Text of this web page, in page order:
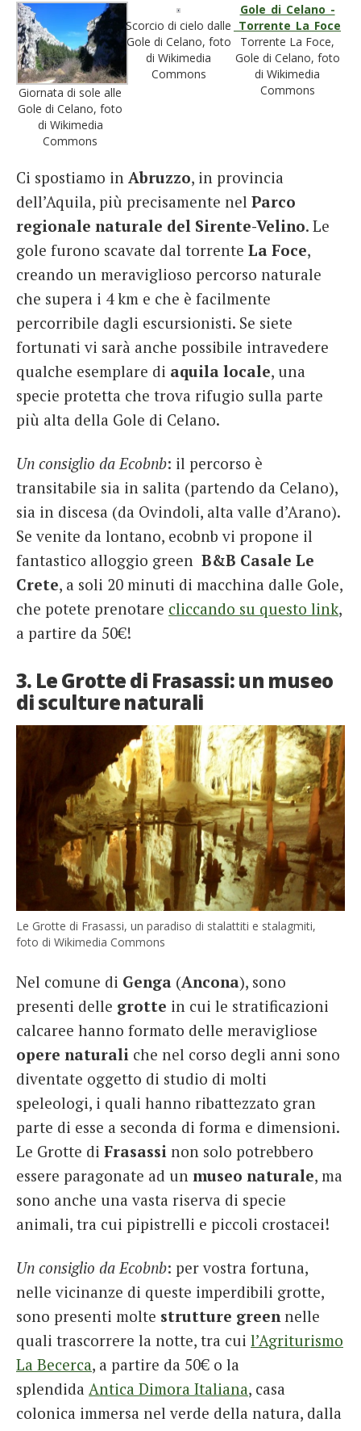
Giornata di sole alle
Gole di Celano, foto
di Wikimedia
Commons
Scorcio di cielo dalle
Gole di Celano, foto
di Wikimedia
Commons
Gole_di_Celano_-
_Torrente_La_Foce
Torrente La Foce,
Gole di Celano, foto
di Wikimedia
Commons
Ci spostiamo in Abruzzo, in provincia
dell’Aquila, più precisamente nel Parco
regionale naturale del Sirente-Velino. Le
gole furono scavate dal torrente La Foce,
creando un meraviglioso percorso naturale
che supera i 4 km e che è facilmente
percorribile dagli escursionisti. Se siete
fortunati vi sarà anche possibile intravedere
qualche esemplare di aquila locale, una
specie protetta che trova rifugio sulla parte
più alta della Gole di Celano.
Un consiglio da Ecobnb: il percorso è
transitabile sia in salita (partendo da Celano),
sia in discesa (da Ovindoli, alta valle d’Arano).
Se venite da lontano, ecobnb vi propone il
fantastico alloggio green B&B Casale Le
Crete, a soli 20 minuti di macchina dalle Gole,
che potete prenotare cliccando su questo link,
a partire da 50€!
3. Le Grotte di Frasassi: un museo
di sculture naturali
Le Grotte di Frasassi, un paradiso di stalattiti e stalagmiti,
foto di Wikimedia Commons
Nel comune di Genga (Ancona), sono
presenti delle grotte in cui le stratificazioni
calcaree hanno formato delle meravigliose
opere naturali che nel corso degli anni sono
diventate oggetto di studio di molti
speleologi, i quali hanno ribattezzato gran
parte di esse a seconda di forma e dimensioni.
Le Grotte di Frasassi non solo potrebbero
essere paragonate ad un museo naturale, ma
sono anche una vasta riserva di specie
animali, tra cui pipistrelli e piccoli crostacei!
Un consiglio da Ecobnb: per vostra fortuna,
nelle vicinanze di queste imperdibili grotte,
sono presenti molte strutture green nelle
quali trascorrere la notte, tra cui l’Agriturismo
La Becerca, a partire da 50€ o la
splendida Antica Dimora Italiana, casa
colonica immersa nel verde della natura, dalla